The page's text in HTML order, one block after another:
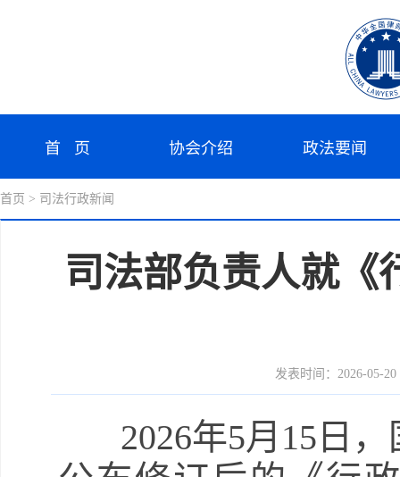
首 页 协会介绍 政法要闻
首页 > 司法行政新闻
司法部负责人就《
发表时间：2026-05-20
2026年5月15日，